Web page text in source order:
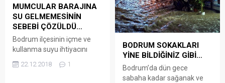
Bodrum Haber – Pandemi
nedeniyle uzun süredir
kapalı olan havuzlarında
antrenman yapamayan,
denize girmenin yasak
olduğu günlerde de
evlerinde kara
MUMCULAR BARAJINA
SU GELMEMESİNİN
SEBEBİ ÇÖZÜLDÜ…
Bodrum ilçesinin içme ve
kullanma suyu ihtiyacını
karşılayan Mumcular
Barajı’nı besleyen
22.12.2018 1
BODRUM SOKAKLARI
YİNE BİLDİĞİNİZ GİBİ…
Bodrum’da dün gece
sabaha kadar sağanak ve